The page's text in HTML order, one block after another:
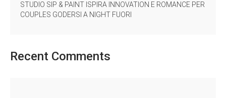
STUDIO SIP & PAINT ISPIRA INNOVATION E ROMANCE PER
COUPLES GODERSI A NIGHT FUORI
Recent Comments